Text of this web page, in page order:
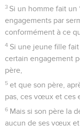
3 Si un homme fait un
engagements par
conformément à ce
4 Si une jeune fille
certain engagement
père,
5 et que son père,
pas, ces vœux et ces
6 Mais si son père la
aucun de ses vœux et